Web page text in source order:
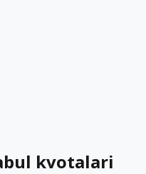
kvotalari